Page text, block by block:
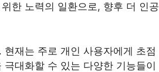
한 노력의 일환으로, 향후 더 인공
재는 주로 개인 사용자에게 초점
대화할 수 있는 다양한 기능들이